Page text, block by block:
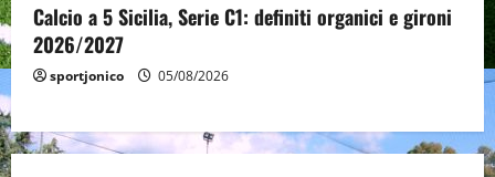
Calcio a 5 Sicilia, Serie C1: definiti organici e gironi
2026/2027
sportjonico 05/08/2026